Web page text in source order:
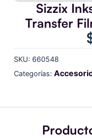
Sizzix
Transfer
SKU: 660548
Categorías: